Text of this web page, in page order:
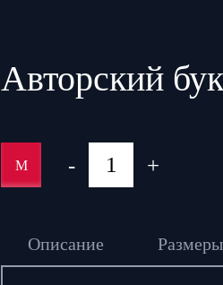
Авторский
M - +
Описание Размеры